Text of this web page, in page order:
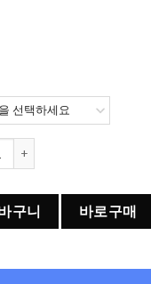
쉬룩 일루미네이트 (블랙)
구니 바로구매